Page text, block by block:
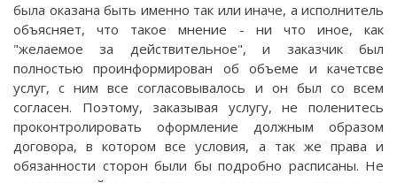
была оказана быть именно так или иначе, а исполнитель
объясняет, что такое мнение - ни что иное, как
"желаемое за действительное", и заказчик был
полностью проинформирован об объеме и качетсве
услуг, с ним все согласовывалось и он был со всем
согласен. Поэтому, заказывая услугу, не поленитесь
проконтролировать оформление должным образом
договора, в котором все условия, а так же права и
обязанности сторон были бы подробно расписаны. Не